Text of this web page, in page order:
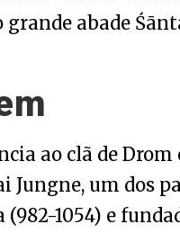
grande abade
ao clã de
Jungne, um dos
1054) e